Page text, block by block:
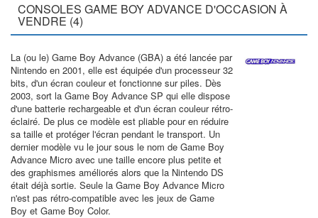
CONSOLES GAME BOY ADVANCE D'OCCASION À
VENDRE (4)
La (ou le) Game Boy Advance (GBA) a été lancée par
Nintendo en 2001, elle est équipée d'un processeur 32
bits, d'un écran couleur et fonctionne sur piles. Dès
2003, sort la Game Boy Advance SP qui elle dispose
d'une batterie rechargeable et d'un écran couleur rétro-
éclairé. De plus ce modèle est pliable pour en réduire
sa taille et protéger l'écran pendant le transport. Un
dernier modèle vu le jour sous le nom de Game Boy
Advance Micro avec une taille encore plus petite et
des graphismes améliorés alors que la Nintendo DS
était déjà sortie. Seule la Game Boy Advance Micro
n'est pas rétro-compatible avec les jeux de Game
Boy et Game Boy Color.